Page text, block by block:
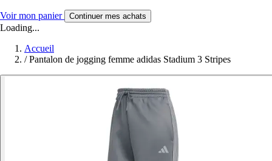
Voir mon panier Continuer mes achats
Loading...
Accueil
/ Pantalon de jogging femme adidas Stadium 3 Stripes